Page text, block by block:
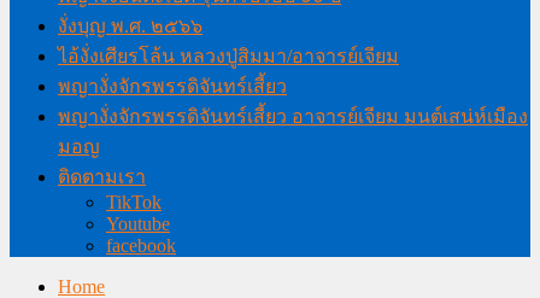
งั่งบุญ พ.ศ. ๒๕๖๖
ไอ้งั่งเศียรโล้น หลวงปู่สิมมา/อาจารย์เจียม
พญางั่งจักรพรรดิจันทร์เสี้ยว
พญางั่งจักรพรรดิจันทร์เสี้ยว อาจารย์เจียม มนต์เสน่ห์เมือง
มอญ
ติดตามเรา
TikTok
Youtube
facebook
Home